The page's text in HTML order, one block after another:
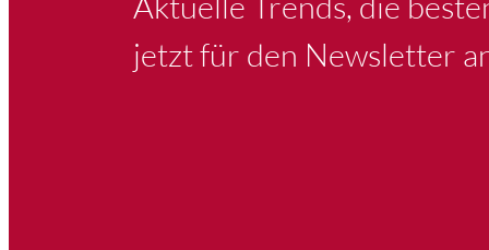
jetzt für den Newsletter